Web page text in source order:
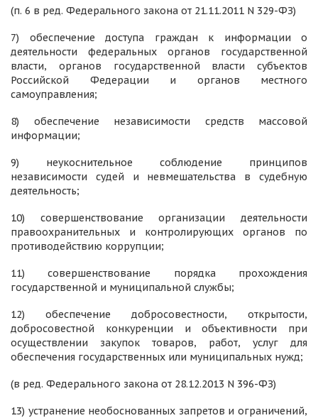
(п. 6 в ред. Федерального закона от 21.11.2011 N 329-ФЗ)
7) обеспечение доступа граждан к информации о
деятельности федеральных органов государственной
власти, органов государственной власти субъектов
Российской Федерации и органов местного
самоуправления;
8) обеспечение независимости средств массовой
информации;
9) неукоснительное соблюдение принципов
независимости судей и невмешательства в судебную
деятельность;
10) совершенствование организации деятельности
правоохранительных и контролирующих органов по
противодействию коррупции;
11) совершенствование порядка прохождения
государственной и муниципальной службы;
12) обеспечение добросовестности, открытости,
добросовестной конкуренции и объективности при
осуществлении закупок товаров, работ, услуг для
обеспечения государственных или муниципальных нужд;
(в ред. Федерального закона от 28.12.2013 N 396-ФЗ)
13) устранение необоснованных запретов и ограничений,